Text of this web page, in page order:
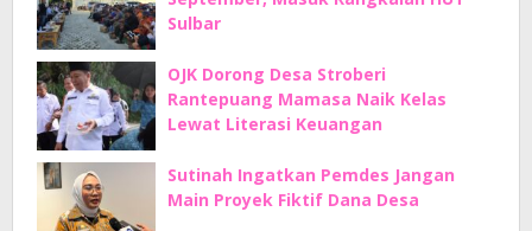
Sulbar
OJK Dorong Desa Stroberi
Rantepuang Mamasa Naik Kelas
Lewat Literasi Keuangan
Sutinah Ingatkan Pemdes Jangan
Main Proyek Fiktif Dana Desa